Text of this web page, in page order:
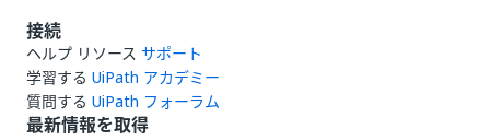
接続
ヘルプ リソース サポート
学習する UiPath アカデミー
質問する UiPath フォーラム
最新情報を取得